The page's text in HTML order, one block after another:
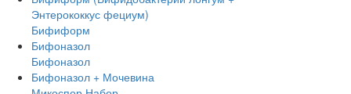
Энтерококкус фециум)
Бифиформ
Бифоназол
Бифоназол
Бифоназол + Мочевина